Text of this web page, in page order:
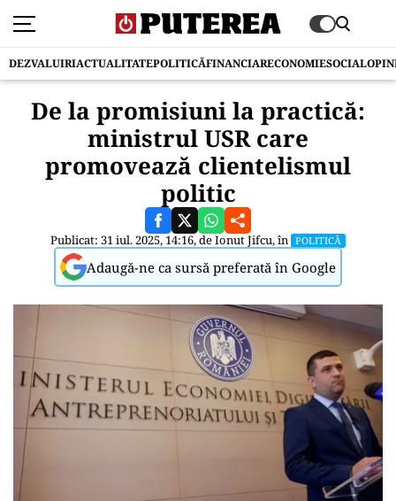
DEZVALUIRIACTUALITATEPOLITICĂFINANCIARECONOMIESOCIAL
De la promisiuni la practică:
ministrul USR care
promovează clientelismul
politic
Publicat: 31 iul. 2025, 14:16, deIonut Jifcu, în POLITICĂ
Adaugă-ne ca sursă preferată în Google